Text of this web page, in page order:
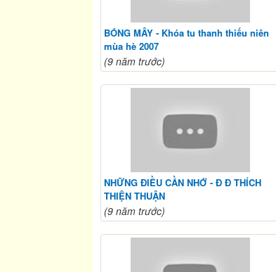
BÓNG MÂY - Khóa tu thanh thiếu niên
mùa hè 2007
(9 năm trước)
NHỮNG ĐIỀU CẦN NHỚ - Đ Đ THÍCH
THIỆN THUẬN
(9 năm trước)